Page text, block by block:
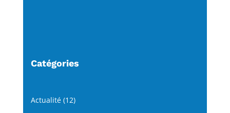
Catégories
Actualité(12)